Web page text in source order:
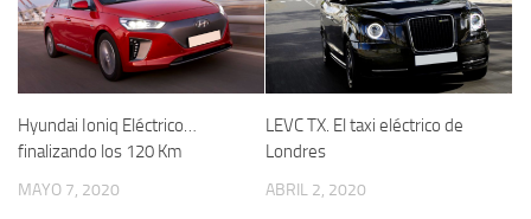
Hyundai Ioniq Eléctrico…
finalizando los 120 Km
MAYO 7, 2020
LEVC TX. El taxi eléctrico de
Londres
ABRIL 2, 2020